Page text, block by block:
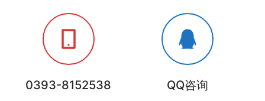
0393-8152538 QQ咨询